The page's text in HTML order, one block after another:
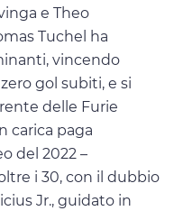
e Theo
Tuchel ha
vincendo
gol subiti, e si
delle Furie
carica paga
del 2022 –
i 30, con il dubbio
Jr., guidato in